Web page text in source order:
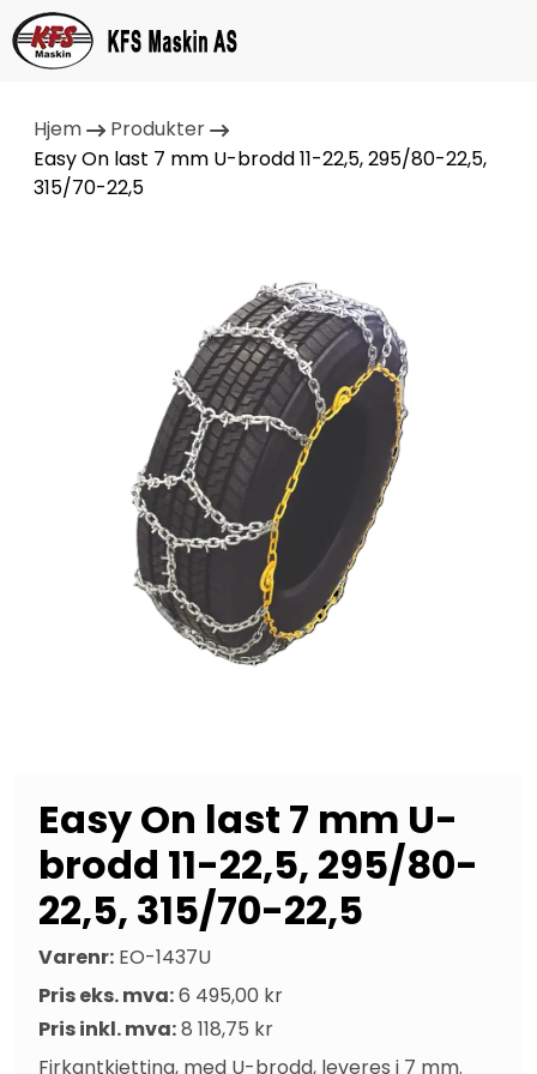
Hjem
Produkter
Easy On last 7 mm U-brodd 11-22,5, 295/80-22,5,
315/70-22,5
Easy On last 7 mm U-
brodd 11-22,5, 295/80-
22,5, 315/70-22,5
Varenr: EO-1437U
Pris eks. mva:6 495,00 kr
Pris inkl. mva:8 118,75 kr
Firkantkjetting, med U-brodd, leveres i 7 mm.